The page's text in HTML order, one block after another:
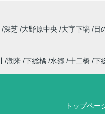
深芝 大野原中央 大字下塙
日
潮来 下総橘 水郷 十二橋 下
トップペー